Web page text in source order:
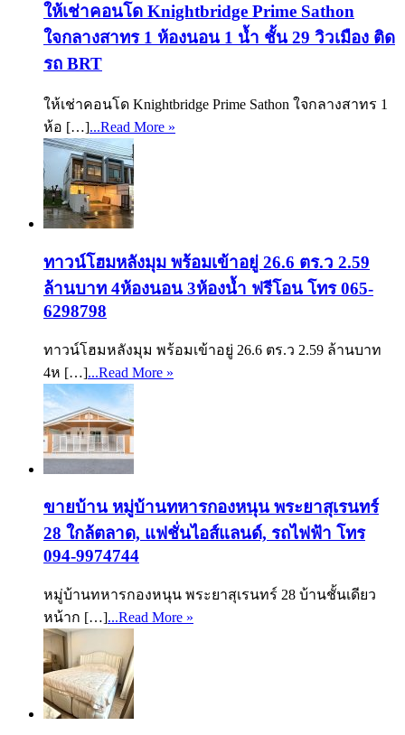
ให้เช่าคอนโด Knightbridge Prime Sathon
ใจกลางสาทร 1 ห้องนอน 1 น้ำ ชั้น 29 วิวเมือง ติด
รถ BRT
ให้เช่าคอนโด Knightbridge Prime Sathon ใจกลางสาทร 1
ห้อ […]...Read More »
ทาวน์โฮมหลังมุม พร้อมเข้าอยู่ 26.6 ตร.ว 2.59
ล้านบาท 4ห้องนอน 3ห้องน้ำ ฟรีโอน โทร 065-
6298798
ทาวน์โฮมหลังมุม พร้อมเข้าอยู่ 26.6 ตร.ว 2.59 ล้านบาท
4ห […]...Read More »
ขายบ้าน หมู่บ้านทหารกองหนุน พระยาสุเรนทร์
28 ใกล้ตลาด, แฟชั่นไอส์แลนด์, รถไฟฟ้า โทร
094-9974744
หมู่บ้านทหารกองหนุน พระยาสุเรนทร์ 28 บ้านชั้นเดียว
หน้าก […]...Read More »